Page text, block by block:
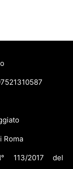
Roma
113/2017 del